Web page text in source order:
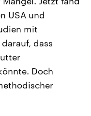
Hintergründe
Wirtschaftlich und
gehören die Vereinigten
den mächtigsten Ländern
mit großem Einfluss auf
aktuelle Weltgeschehen.
USA und
mit
dass
Doch